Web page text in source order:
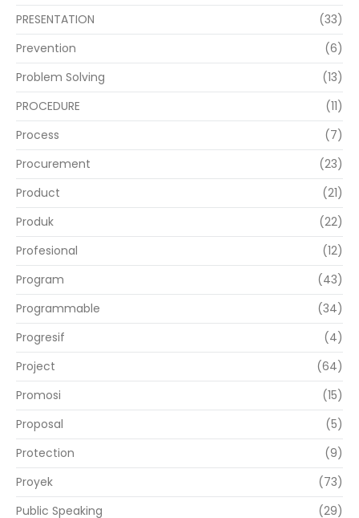
PRESENTATION
(33)
Prevention
(6)
Problem Solving
(13)
PROCEDURE
(11)
Process
(7)
Procurement
(23)
Product
(21)
Produk
(22)
Profesional
(12)
Program
(43)
Programmable
(34)
Progresif
(4)
Project
(64)
Promosi
(15)
Proposal
(5)
Protection
(9)
Proyek
(73)
Public Speaking
(29)